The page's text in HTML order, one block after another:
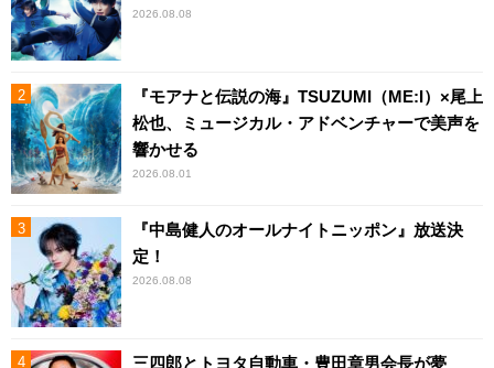
2026.08.08
『モアナと伝説の海』TSUZUMI（ME:I）×尾上
松也、ミュージカル・アドベンチャーで美声を
響かせる
2026.08.01
『中島健人のオールナイトニッポン』放送決
定！
2026.08.08
三四郎とトヨタ自動車・豊田章男会長が夢